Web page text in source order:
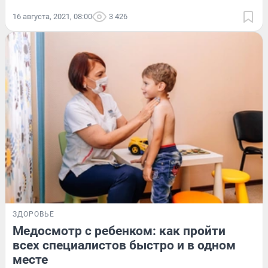
16 августа, 2021, 08:00 3 426
ЗДОРОВЬЕ
Медосмотр с ребенком: как пройти
всех специалистов быстро и в одном
месте